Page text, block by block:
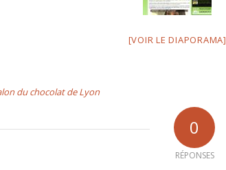
[VOIR LE DIAPORAMA]
du chocolat de Lyon
0
RÉPONSES